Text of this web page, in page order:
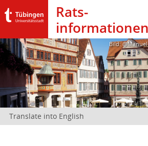
Rats­
informationen
Bild:
Translate into English